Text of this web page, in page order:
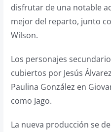
disfrutar de una notable
mejor del reparto, junto
Wilson.
Los personajes
cubiertos por Jesús
Paulina González en
como Jago.
La nueva producción se